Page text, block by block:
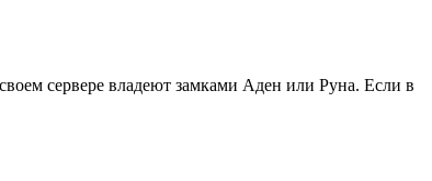
сервере владеют замками Аден или Руна. Если в